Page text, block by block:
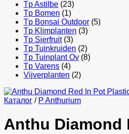
Tp Astilbe (23)
Tp Bomen (1)
Tp Bonsai Outdoor (5)
Tp Klimplanten (3)
Tp Sierfruit (3)
Tp Tuinkruiden (2)
Tp Tuinplant Ov (8)
Tp Varens (4)
Vijverplanten (2)
Каталог / P Anthurium
Anthu Diamond